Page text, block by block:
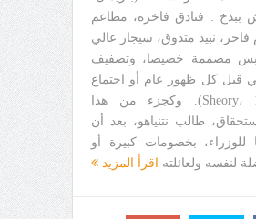
ببذخ : فنادق فاخرة، مطاعم
فاخر، نبيذ متذوق، سيجار عالي
مصممة خصيصا، وتصفيف
كل ظهور عام أو اجتماع
مهم (Sheory، 1985). وكجزء من هذا
طالب نتنياهو، بعد أن
للوزراء، بخصومات كبيرة أو
لنفسه ولعائلته اقرأ المزيد